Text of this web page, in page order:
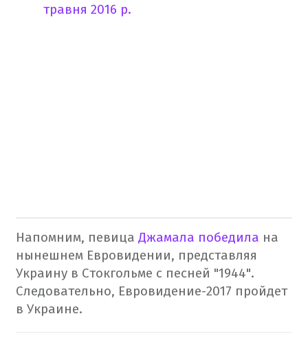
травня 2016 р.
Напомним, певица Джамала победила на
нынешнем Евровидении, представляя
Украину в Стокгольме с песней "1944".
Следовательно, Евровидение-2017 пройдет
в Украине.